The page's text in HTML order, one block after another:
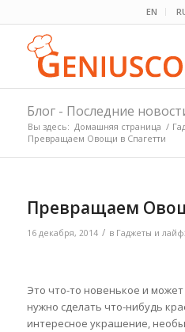
EN
Блог - Последние
Вы здесь: Домашняя страница /
Превращаем Овощи в Спагетти
Превращаем
16 декабря, 2014 / в Гаджеты и
Это что-то новенькое и
нужно сделать что-нибудь
интересное украшение,